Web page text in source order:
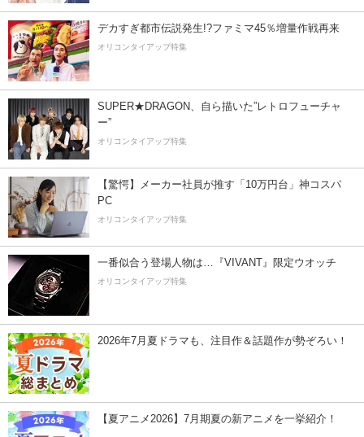
デカすぎ都市伝説発生!?ファミマ45％増量作戦再来
オリコンタイアップ特集
SUPER★DRAGON、自ら描いた”レトロフューチャ
ー”
オリコンタイアップ特集
【驚愕】メーカー社員が推す「10万円台」神コスパ
PC
オリコンタイアップ特集
一番似合う登場人物は…『VIVANT』限定ウオッチ
オリコンタイアップ特集
2026年7月夏ドラマも、注目作＆話題作が勢ぞろい！
【夏アニメ2026】7月期夏の新アニメを一挙紹介！